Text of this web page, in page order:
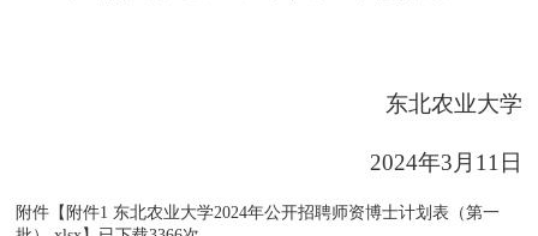
东北农业大学
2024年3月11日
附件【 附件1 东北农业大学2024年公开招聘师资博士计划表（第一